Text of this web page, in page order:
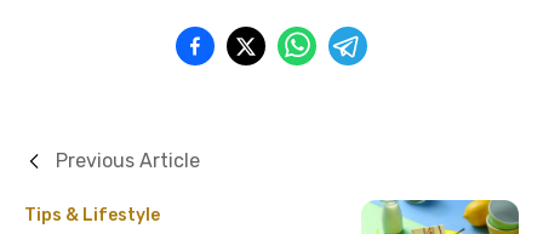
Tips & Lifestyle
Previous Article